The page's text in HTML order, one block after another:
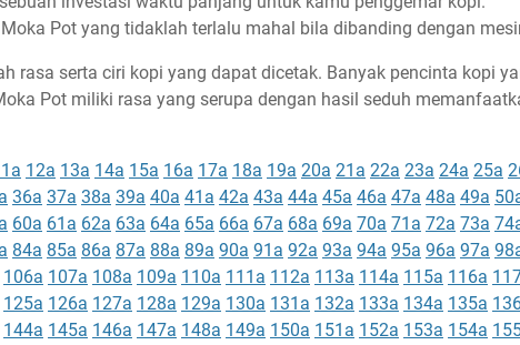
Pot yang tidaklah terlalu mahal bila dibanding dengan
rasa serta ciri kopi yang dapat dicetak. Banyak pencinta kopi
Pot miliki rasa yang serupa dengan hasil seduh
12a 13a 14a 15a 16a 17a 18a 19a 20a 21a 22a 23a 24a 25a
36a 37a 38a 39a 40a 41a 42a 43a 44a 45a 46a 47a 48a 49a
60a 61a 62a 63a 64a 65a 66a 67a 68a 69a 70a 71a 72a 73a
84a 85a 86a 87a 88a 89a 90a 91a 92a 93a 94a 95a 96a 97a
106a 107a 108a 109a 110a 111a 112a 113a 114a 115a 116a
125a 126a 127a 128a 129a 130a 131a 132a 133a 134a 135a
144a 145a 146a 147a 148a 149a 150a 151a 152a 153a 154a